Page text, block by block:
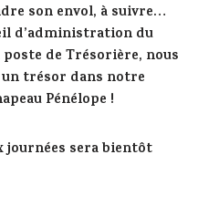
son envol, à suivre…
d’administration du
poste de Trésorière, nous
un trésor dans notre
Pénélope !
journées sera bientôt